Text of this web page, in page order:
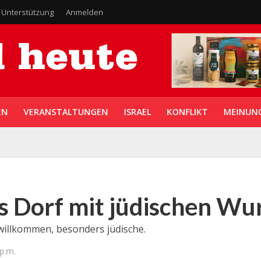
Unterstützung Anmelden
VERANSTALTUNGEN ISRAEL KONFLIKT
Dorf mit jüdischen
besonders jüdische.